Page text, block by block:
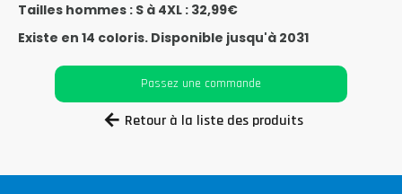
Tailles hommes : S à 4XL : 32,99€
Existe en 14 coloris. Disponible jusqu'à 2031
Passez une commande
Retour à la liste des produits